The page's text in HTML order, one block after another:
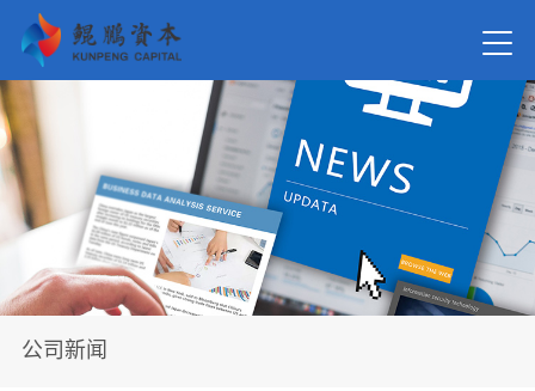
关于我
新闻资
公司新闻